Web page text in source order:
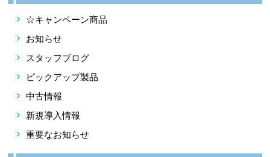
☆キャンペーン商品
お知らせ
スタッフブログ
ピックアップ製品
中古情報
新規導入情報
重要なお知らせ